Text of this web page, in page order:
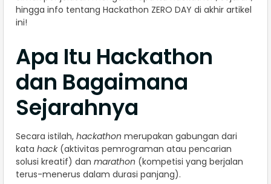
hingga info tentang Hackathon ZERO DAY di akhir artikel
ini!
Apa Itu Hackathon
dan Bagaimana
Sejarahnya
Secara istilah, hackathon merupakan gabungan dari
kata hack(aktivitas pemrograman atau pencarian
solusi kreatif) dan marathon (kompetisi yang berjalan
terus-menerus dalam durasi panjang).